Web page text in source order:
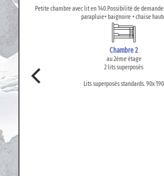
Petite chambre avec lit en 140.Possibilité de
parapluie+ baignoire + chaise
Chambre 2
au 2ème étage
2 lits superposés
Lits superposés standards. 90x 190